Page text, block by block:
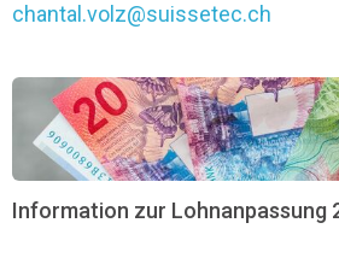
chantal.volz@suissetec.ch
Information zur Lohnanpassung